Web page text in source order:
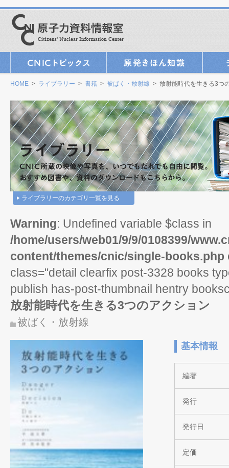
HOME > ライブラリー > 書籍 > 被ばく・放射線 > 放射能時代を生きる3つ
ライブラリーのカテゴリ一覧を見る
Warning: Undefined variable $class in
/home/users/web01/9/9/0108399/
content/themes/cnic/single-books.php
class="detail clearfix post-3328 books
publish has-post-thumbnail hentry
放射能時代を生きる3つのアクション
被ばく・放射線
基本情報
編著
発行
発行日
定価